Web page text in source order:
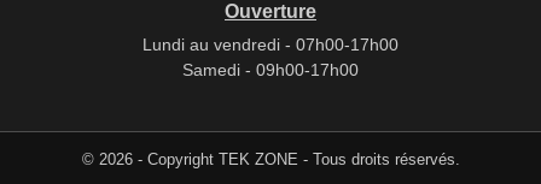
Ouverture
Lundi au vendredi - 07h00-17h00
Samedi - 09h00-17h00
© 2026 - Copyright TEK ZONE - Tous droits réservés.